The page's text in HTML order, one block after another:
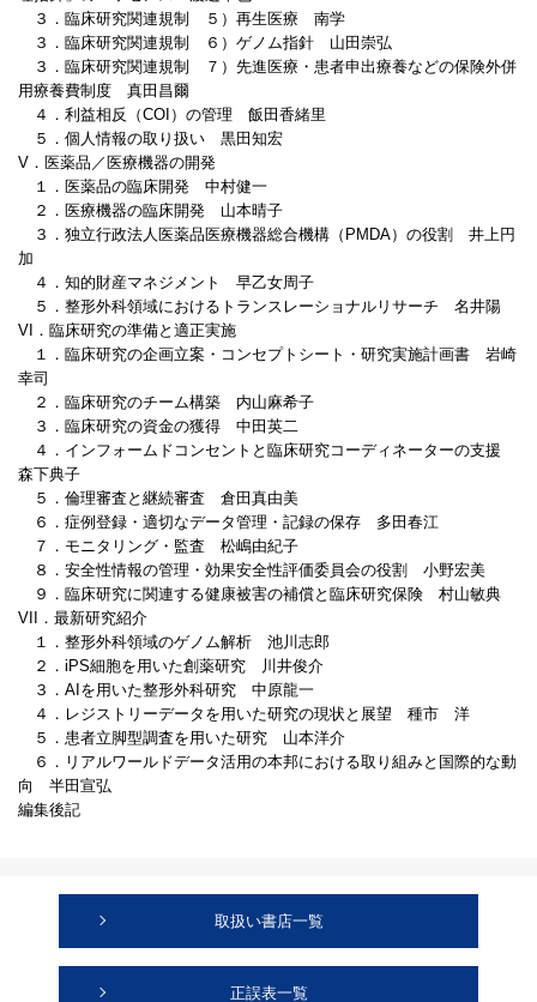
３．臨床研究関連規制 ５）再生医療 南学
３．臨床研究関連規制 ６）ゲノム指針 山田崇弘
３．臨床研究関連規制 ７）先進医療・患者申出療養などの保険外併
用療養費制度 真田昌爾
４．利益相反（COI）の管理 飯田香緒里
５．個人情報の取り扱い 黒田知宏
V．医薬品／医療機器の開発
１．医薬品の臨床開発 中村健一
２．医療機器の臨床開発 山本晴子
３．独立行政法人医薬品医療機器総合機構（PMDA）の役割 井上円
加
４．知的財産マネジメント 早乙女周子
５．整形外科領域におけるトランスレーショナルリサーチ 名井陽
VI．臨床研究の準備と適正実施
１．臨床研究の企画立案・コンセプトシート・研究実施計画書 岩崎
幸司
２．臨床研究のチーム構築 内山麻希子
３．臨床研究の資金の獲得 中田英二
４．インフォームドコンセントと臨床研究コーディネーターの支援
森下典子
５．倫理審査と継続審査 倉田真由美
６．症例登録・適切なデータ管理・記録の保存 多田春江
７．モニタリング・監査 松嶋由紀子
８．安全性情報の管理・効果安全性評価委員会の役割 小野宏美
９．臨床研究に関連する健康被害の補償と臨床研究保険 村山敏典
VII．最新研究紹介
１．整形外科領域のゲノム解析 池川志郎
２．iPS細胞を用いた創薬研究 川井俊介
３．AIを用いた整形外科研究 中原龍一
４．レジストリーデータを用いた研究の現状と展望 種市 洋
５．患者立脚型調査を用いた研究 山本洋介
６．リアルワールドデータ活用の本邦における取り組みと国際的な動
向 半田宣弘
編集後記
取扱い書店一覧
正誤表一覧